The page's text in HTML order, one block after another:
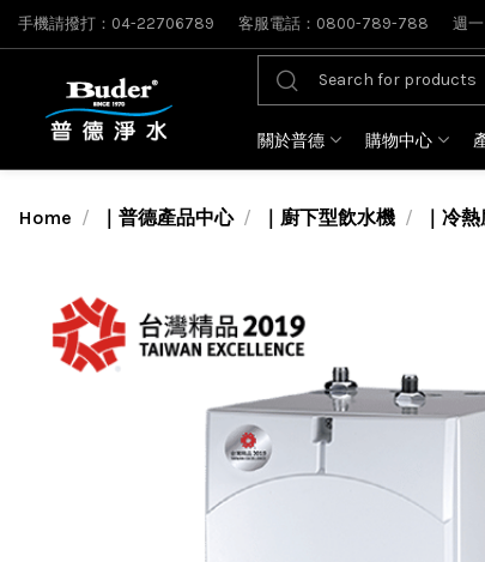
手機請撥打：04-22706789 客服電話：0800-789-788 週
關於普德 購物中心
Home ｜普德產品中心 ｜廚下型飲水機 ｜冷